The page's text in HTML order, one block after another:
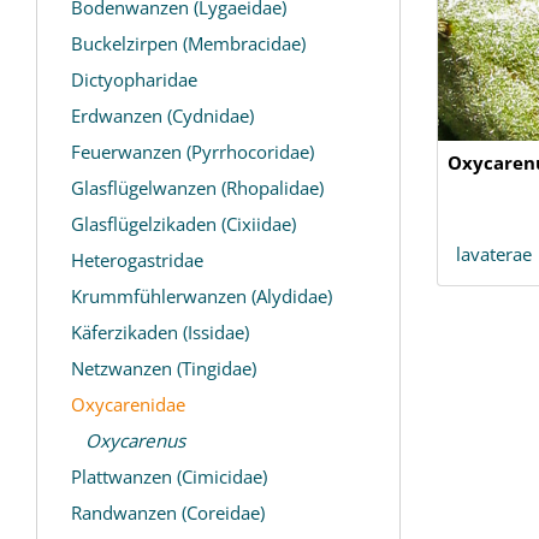
lavaterae
Bodenwanzen (Lygaeidae)
Buckelzirpen (Membracidae)
Dictyopharidae
Erdwanzen (Cydnidae)
Feuerwanzen (Pyrrhocoridae)
Glasflügelwanzen (Rhopalidae)
Glasflügelzikaden (Cixiidae)
Heterogastridae
Krummfühlerwanzen (Alydidae)
Käferzikaden (Issidae)
Netzwanzen (Tingidae)
Oxycarenidae
Oxycarenus
Plattwanzen (Cimicidae)
Randwanzen (Coreidae)